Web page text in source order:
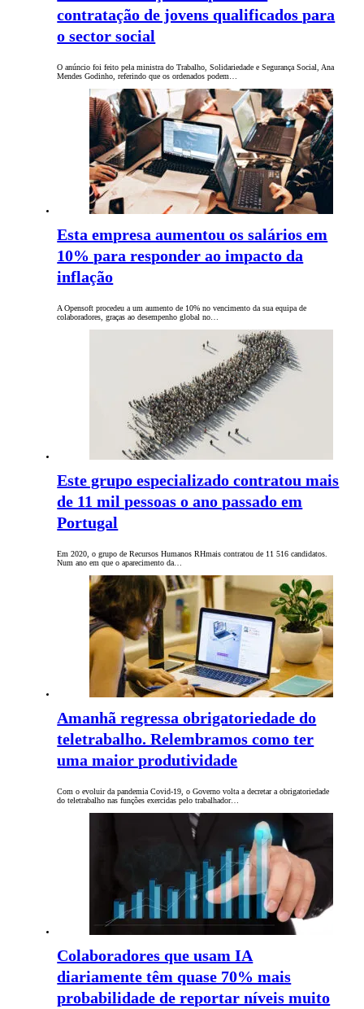
contratação de jovens qualificados para
o sector social
O anúncio foi feito pela ministra do Trabalho, Solidariedade e Segurança Social, Ana
Mendes Godinho, referindo que os ordenados podem…
Esta empresa aumentou os salários em
10% para responder ao impacto da
inflação
A Opensoft procedeu a um aumento de 10% no vencimento da sua equipa de
colaboradores, graças ao desempenho global no…
Este grupo especializado contratou mais
de 11 mil pessoas o ano passado em
Portugal
Em 2020, o grupo de Recursos Humanos RHmais contratou de 11 516 candidatos.
Num ano em que o aparecimento da…
Amanhã regressa obrigatoriedade do
teletrabalho. Relembramos como ter
uma maior produtividade
Com o evoluir da pandemia Covid-19, o Governo volta a decretar a obrigatoriedade
do teletrabalho nas funções exercidas pelo trabalhador…
Colaboradores que usam IA
diariamente têm quase 70% mais
probabilidade de reportar níveis muito